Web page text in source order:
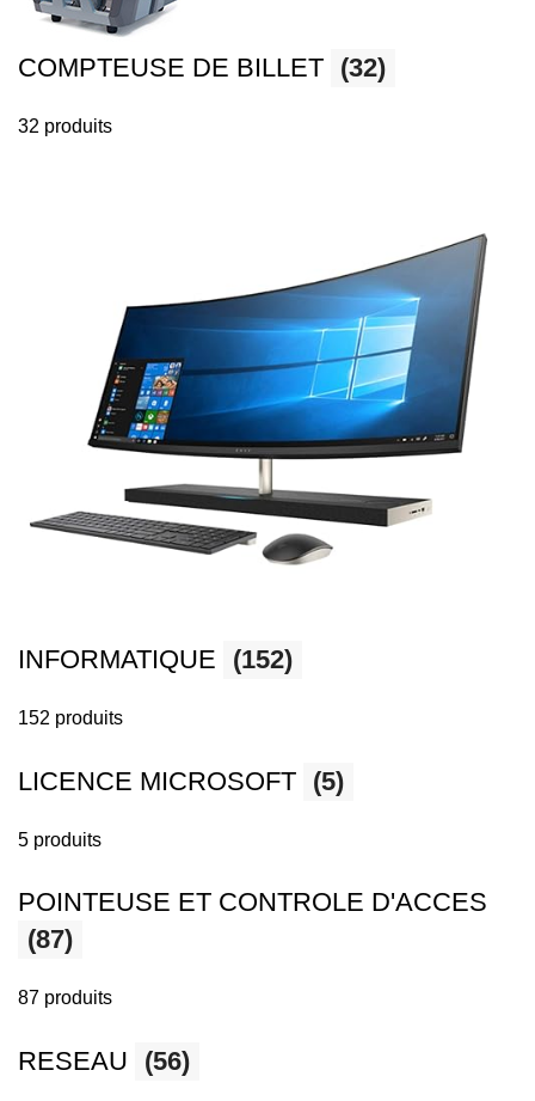
COMPTEUSE DE BILLET (32)
32 produits
INFORMATIQUE (152)
152 produits
LICENCE MICROSOFT (5)
5 produits
POINTEUSE ET CONTROLE D'ACCES
(87)
87 produits
RESEAU (56)